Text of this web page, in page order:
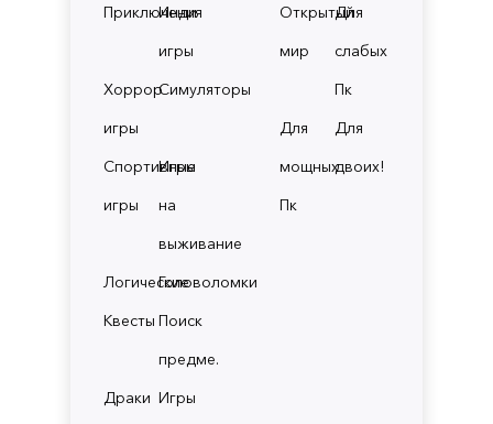
Приключения
Инди
игры
Хоррор
игры
Симуляторы
Спортивные
игры
Игры
на
выживание
ЛогическиеГоловоломки
Квесты Поиск
предме.
Драки Игры
Открытый
мир
Для
слабых
Пк
Для
мощных
Пк
Для
двоих!